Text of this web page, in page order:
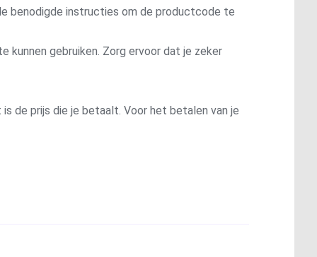
benodigde instructies om de productcode te
kunnen gebruiken. Zorg ervoor dat je zeker
de prijs die je betaalt. Voor het betalen van je